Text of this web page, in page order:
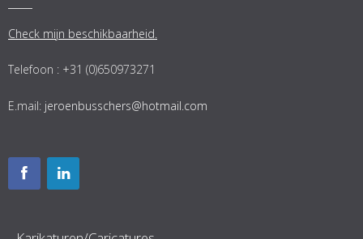
Check mijn beschikbaarheid.
Telefoon : +31 (0)650973271
E.mail: jeroenbusschers@hotmail.com